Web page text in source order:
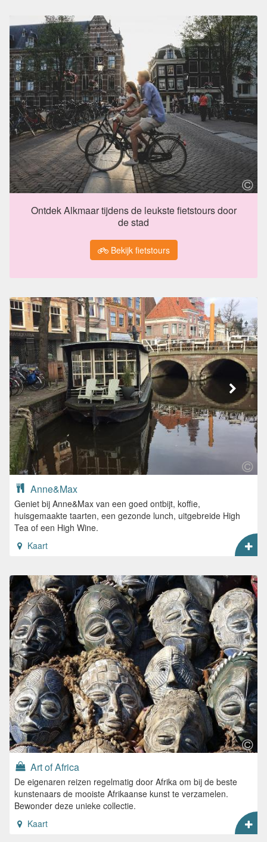
Ontdek Alkmaar tijdens de leukste fietstours door
de stad
Bekijk fietstours
Anne&Max
Geniet bij Anne&Max van een goed ontbijt, koffie,
huisgemaakte taarten, een gezonde lunch, uitgebreide High
Tea of een High Wine.
Kaart
Art of Africa
De eigenaren reizen regelmatig door Afrika om bij de beste
kunstenaars de mooiste Afrikaanse kunst te verzamelen.
Bewonder deze unieke collectie.
Kaart